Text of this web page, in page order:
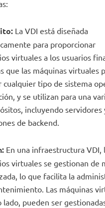
La VDI está diseñada
para proporcionar
virtuales a los usuarios
que las máquinas virtuales
cualquier tipo de sistema
y se utilizan para una
incluyendo servidores
de backend.
En una infraestructura VDI,
virtuales se gestionan de
lo que facilita la
Las máquinas
lado, pueden ser